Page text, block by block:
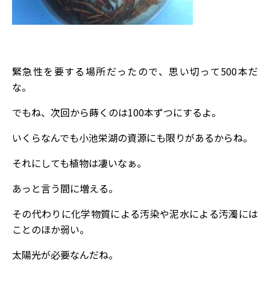
緊急性を要する場所だったので、思い切って500本だ
な。
でもね、次回から蒔くのは100本ずつにするよ。
いくらなんでも小池栄湖の資源にも限りがあるからね。
それにしても植物は凄いなぁ。
あっと言う間に増える。
その代わりに化学物質による汚染や泥水による汚濁には
ことのほか弱い。
太陽光が必要なんだね。